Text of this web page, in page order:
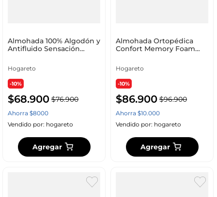
Almohada 100% Algodón y
Antifluido Sensación
Hogareto
-10%
$68.900 $76.900
Ahorra $8000
Vendido por: hogareto
Agregar
Almohada Ortopédica
Confort Memory Foam
Hogareto
-10%
$86.900 $96.900
Ahorra $10.000
Vendido por: hogareto
Agregar